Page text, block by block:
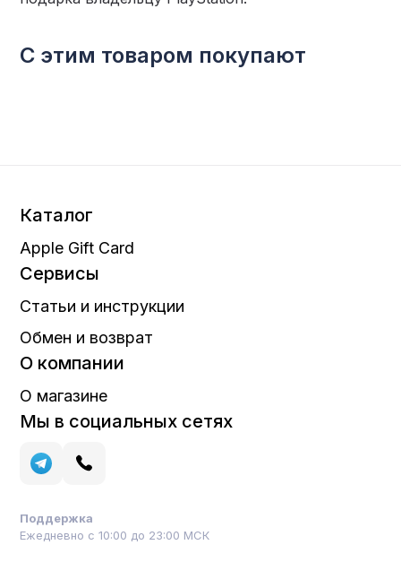
С этим товаром покупают
Каталог
Apple Gift Card
Сервисы
Статьи и инструкции
Обмен и возврат
О компании
О магазине
Мы в социальных сетях
Поддержка
Ежедневно с 10:00 до 23:00 МСК